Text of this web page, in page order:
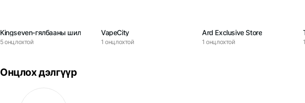
Kingseven-гялбааны шил
5онцлохтой
VapeCity
1 онцлохтой
Ard Exclusive Store
1 онцлохтой 1
Онцлох дэлгүүр